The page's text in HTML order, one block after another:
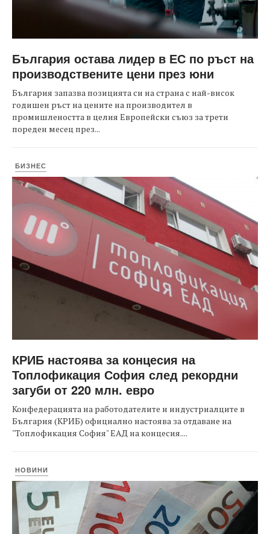
България остава лидер в ЕС по ръст на
производствените цени през юни
България запазва позицията си на страна с най-висок
годишен ръст на цените на производител в
промишлеността в целия Европейски съюз за трети
пореден месец през...
БИЗНЕС
КРИБ настоява за концесия на
Топлофикация София след рекордни
загуби от 220 млн. евро
Конфедерацията на работодателите и индустриалците в
България (КРИБ) официално настоява за отдаване на
"Топлофикация София" ЕАД на концесия....
НОВИНИ